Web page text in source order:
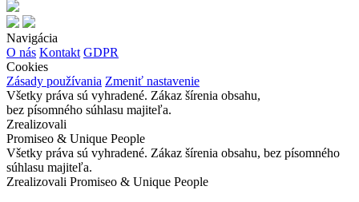
Navigácia
O nás Kontakt GDPR
Cookies
Zásady používania Zmeniť nastavenie
Všetky práva sú vyhradené. Zákaz šírenia obsahu,
bez písomného súhlasu majiteľa.
Zrealizovali
Promiseo & Unique People
Všetky práva sú vyhradené. Zákaz šírenia obsahu, bez písomného
súhlasu majiteľa.
Zrealizovali Promiseo & Unique People